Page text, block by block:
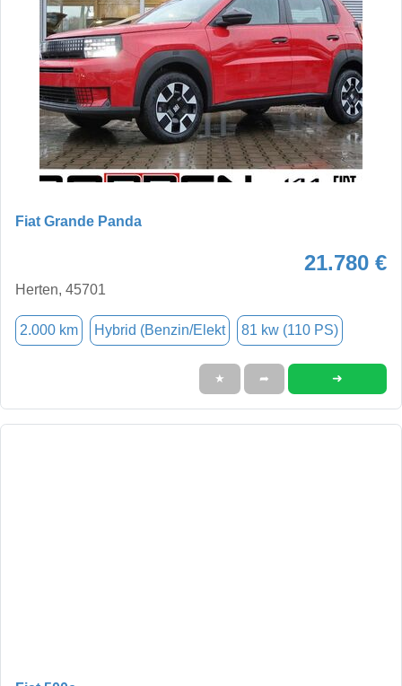
Fiat Grande Panda
21.780 €
Herten, 45701
2.000 km Hybrid (Benzin/Elekt 81 kw (110 PS)
★ ➦ ➜